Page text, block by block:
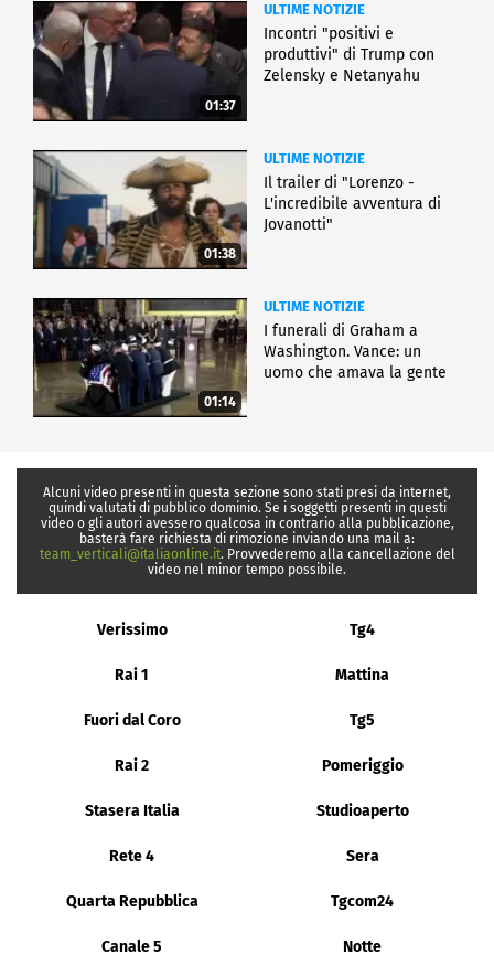
01:37
ULTIME NOTIZIE
Incontri "positivi e
produttivi" di Trump con
Zelensky e Netanyahu
01:38
ULTIME NOTIZIE
Il trailer di "Lorenzo -
L'incredibile avventura di
Jovanotti"
01:14
ULTIME NOTIZIE
I funerali di Graham a
Washington. Vance: un
uomo che amava la gente
Alcuni video presenti in questa sezione sono stati presi da internet,
quindi valutati di pubblico dominio. Se i soggetti presenti in questi
video o gli autori avessero qualcosa in contrario alla pubblicazione,
basterà fare richiesta di rimozione inviando una mail a:
team_verticali@italiaonline.it. Provvederemo alla cancellazione del
video nel minor tempo possibile.
Verissimo Tg4
Rai 1 Mattina
Fuori dal Coro Tg5
Rai 2 Pomeriggio
Stasera Italia Studioaperto
Rete 4 Sera
Quarta Repubblica Tgcom24
Canale 5 Notte